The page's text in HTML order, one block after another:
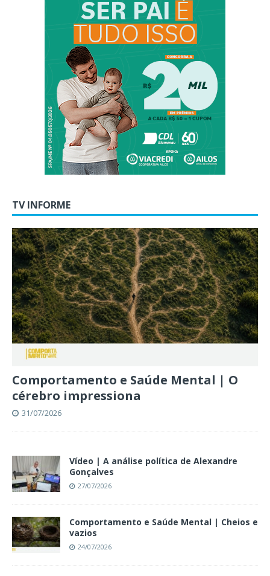
TV INFORME
Comportamento e Saúde Mental | O
cérebro impressiona
31/07/2026
Vídeo | A análise política de Alexandre
Gonçalves
27/07/2026
Comportamento e Saúde Mental | Cheios e
vazios
24/07/2026